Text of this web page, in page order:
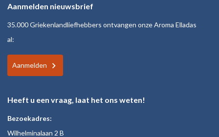
Aanmelden nieuwsbrief
35.000 Griekenlandliefhebbers ontvangen onze Aroma Elladas
al:
Aanmelden
Heeft u een vraag, laat het ons weten!
Bezoekadres:
Wilhelminalaan 2 B